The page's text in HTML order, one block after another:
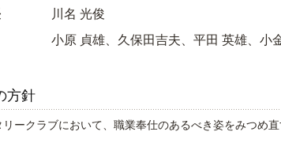
川名 光俊
小原 貞雄、久保田吉夫、平田 英雄、小
方針
リークラブにおいて、職業奉仕のあるべき姿をみつめ